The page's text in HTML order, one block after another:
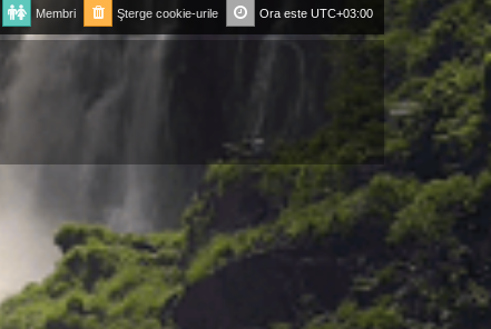
Ora este UTC+03:00
Şterge cookie-urile
Membri